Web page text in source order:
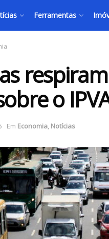
Ferramentas
o
Em Economia, Notícias